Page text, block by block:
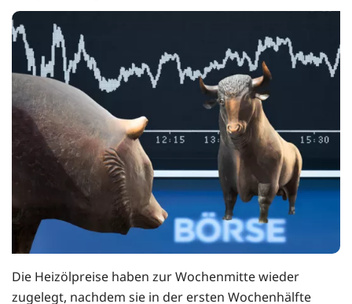
Die Heizölpreise haben zur Wochenmitte wieder
zugelegt, nachdem sie in der ersten Wochenhälfte